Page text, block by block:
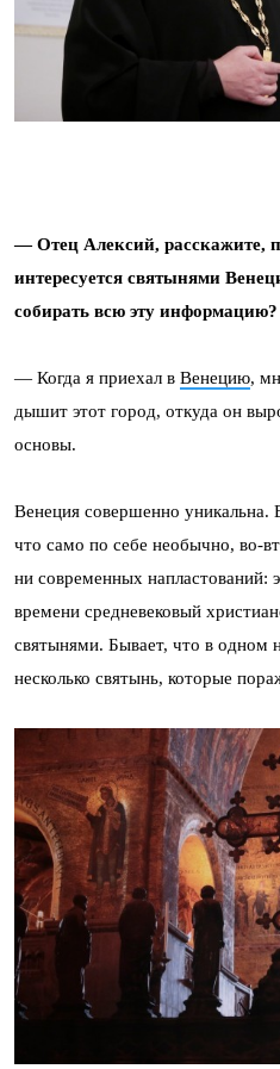
— Отец Алексий, расскажите,
интересуется святынями
собирать всю эту информацию?
— Когда я приехал в Венецию,
дышит этот город, откуда он
основы.
Венеция совершенно уникальна.
что само по себе необычно, во-
ни современных напластований:
времени средневековый
святынями. Бывает, что в одном
несколько святынь, которые